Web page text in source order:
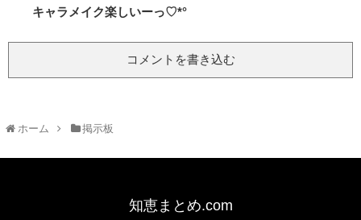
キャラメイク楽しいーっ♡*°
コメントを書き込む
ホーム 掲示板
知恵まとめ.com